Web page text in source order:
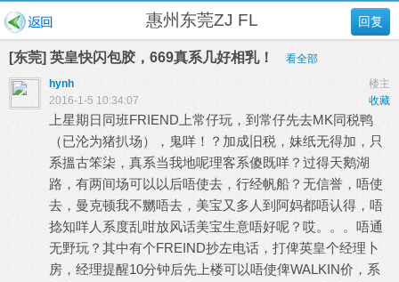
回复
惠州东莞ZJ FL
[东莞] 英皇快闪包胶，669真系几好相乳！
看全部
楼主
hynh
收藏
2016-1-5 10:34:07
上星期日同班FRIEND上常仔玩，到常仔先去MK同税鸭
（已沦为猪扒场），鬼咩！？加成旧税，妹纸无得加，只
系搵古笨柒，真系当我地呢理客系傻既咩？过得天鹅湖
路，有两间场可以以后唔使去，行经帆船？无信誉，唔使
去，曼克顿我不嬲唔去，美宝又多人到阿妈都唔认得，唔
捻知咩人系度乱咁放风话美宝生意唔好呢？哎。。。唔通
无野玩？其中有个FREIND抄左电话，打俾英皇个经理卜
房，经理提醒10分钟后先上楼可以唔使俾WALKIN价，系